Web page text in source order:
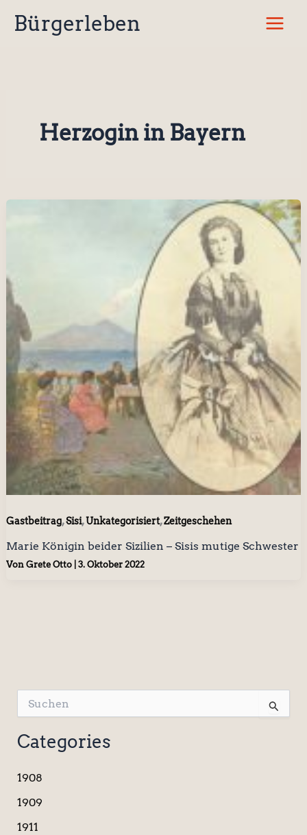
InhaltBürgerleben
Herzogin in Bayern
Gastbeitrag,Sisi,Unkategorisiert,Zeitgeschehen
Marie Königin beider Sizilien – Sisis mutige Schwester
Von Grete Otto 3. Oktober 2022
u
c
h
n
a
h
Categories
1908
1909
1911